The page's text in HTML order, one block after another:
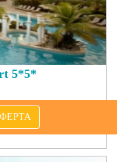
5*5*